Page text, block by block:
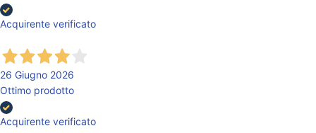
Acquirente verificato
26 Giugno 2026
Ottimo prodotto
Acquirente verificato